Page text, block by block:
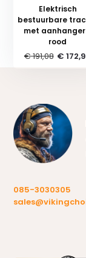
Elektrisch
bestuurbare
met
rood
€ 191,08 €
085-3030305